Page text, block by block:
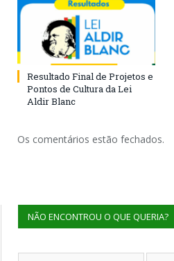
Resultado Final de Projetos e
Pontos de Cultura da Lei
Aldir Blanc
Os comentários estão fechados.
NÃO ENCONTROU O QUE QUERIA?